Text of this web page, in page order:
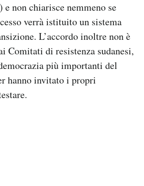
e non chiarisce nemmeno se
verrà istituito un sistema
L’accordo inoltre non è
Comitati di resistenza sudanesi,
più importanti del
hanno invitato i propri